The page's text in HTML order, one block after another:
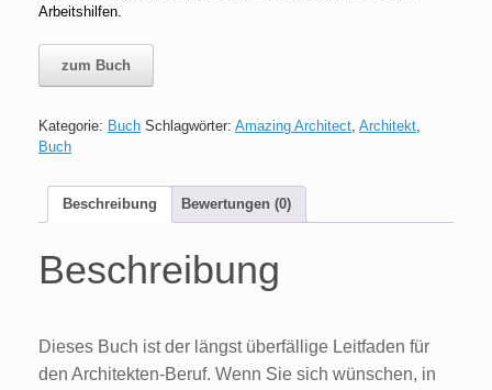
Arbeitshilfen.
zum Buch
Kategorie: Buch Schlagwörter: Amazing Architect Architekt
Buch
Beschreibung Bewertungen (0)
Beschreibung
Dieses Buch ist der längst überfällige Leitfaden für
den Architekten-Beruf. Wenn Sie sich wünschen, in